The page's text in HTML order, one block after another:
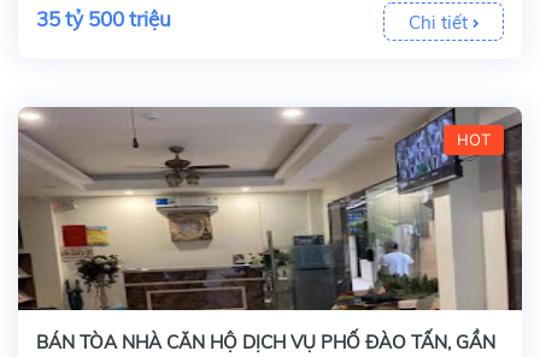
35 tỷ 500 triệu Chi tiết
HOT
BÁN TÒA NHÀ CĂN HỘ DỊCH VỤ PHỐ ĐÀO TẤN, GẦN